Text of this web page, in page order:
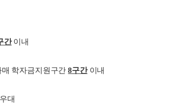
간이내
매 학자금지원구간8구간이내
대